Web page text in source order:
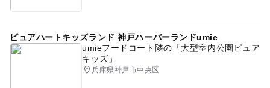
ピュアハートキッズランド 神戸ハーバーランドumie
umieフードコート隣の「大型室内公園ピュア
キッズ」
兵庫県神戸市中央区